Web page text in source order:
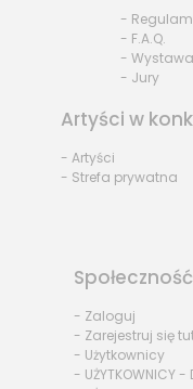
-
- F.A.Q.
- Wystawa
- Jury
Artyści w
- Artyści
- Strefa prywatna
Społeczność
- Zaloguj
- Zarejestruj się
- Użytkownicy
- UŻYTKOWNICY -